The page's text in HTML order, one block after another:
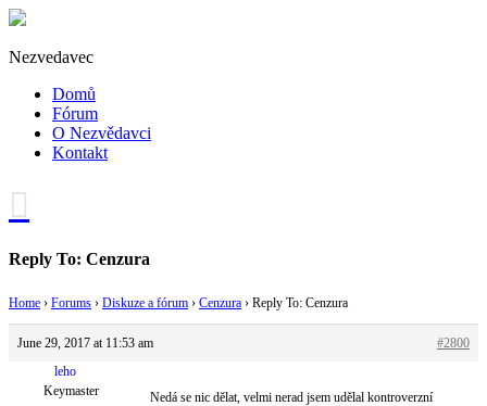
Nezvedavec
Domů
Fórum
O Nezvědavci
Kontakt
Reply To: Cenzura
Home › Forums › Diskuze a fórum › Cenzura › Reply To: Cenzura
June 29, 2017 at 11:53 am
#2800
leho
Keymaster
Nedá se nic dělat, velmi nerad jsem udělal kontroverzní